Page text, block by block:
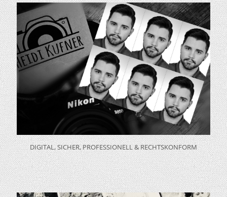
DIGITAL, SICHER, PROFESSIONELL & RECHTSKONFORM